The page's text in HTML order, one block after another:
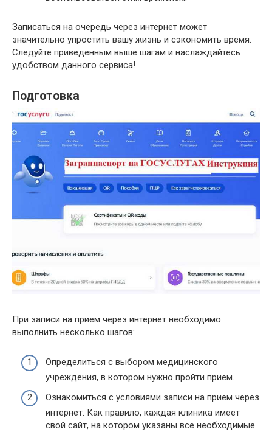
Записаться на очередь через интернет может
значительно упростить вашу жизнь и сэкономить время.
Следуйте приведенным выше шагам и наслаждайтесь
удобством данного сервиса!
Подготовка
При записи на прием через интернет необходимо
выполнить несколько шагов:
Определиться с выбором медицинского
учреждения, в котором нужно пройти прием.
Ознакомиться с условиями записи на прием через
интернет. Как правило, каждая клиника имеет
свой сайт, на котором указаны все необходимые